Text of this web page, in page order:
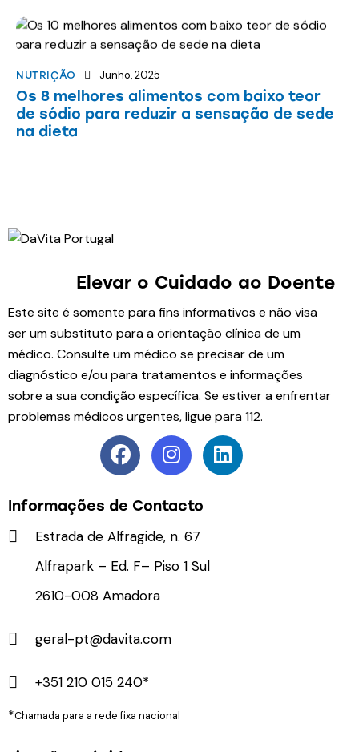
NUTRIÇÃO Junho, 2025
Os 8 melhores alimentos com baixo teor
de sódio para reduzir a sensação de sede
na dieta
Elevar o Cuidado ao Doente
Este site é somente para fins informativos e não visa
ser um substituto para a orientação clínica de um
médico. Consulte um médico se precisar de um
diagnóstico e/ou para tratamentos e informações
sobre a sua condição específica. Se estiver a enfrentar
problemas médicos urgentes, ligue para 112.
Informações de Contacto
Estrada de Alfragide, n. 67
Alfrapark – Ed. F– Piso 1 Sul
2610-008 Amadora
geral-pt@davita.com
+351 210 015 240*
*Chamada para a rede fixa nacional